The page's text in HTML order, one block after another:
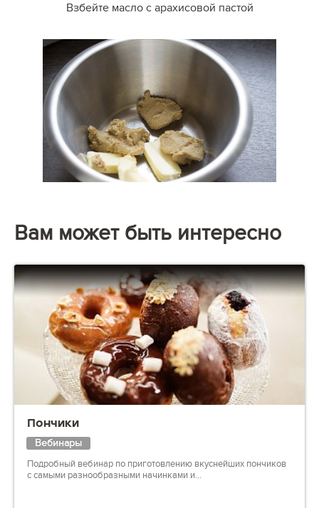
Взбейте масло с арахисовой пастой
Вам может быть интересно
Пончики
Вебинары
Подробный вебинар по приготовлению вкуснейших пончиков
с самыми разнообразными начинками и...